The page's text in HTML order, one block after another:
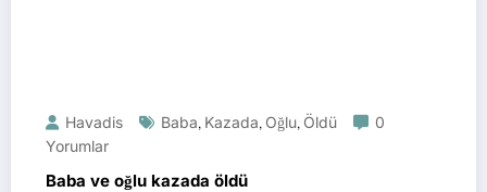
Havadis Baba, Kazada, Oğlu, Öldü
0
Yorumlar
Baba ve oğlu kazada öldü